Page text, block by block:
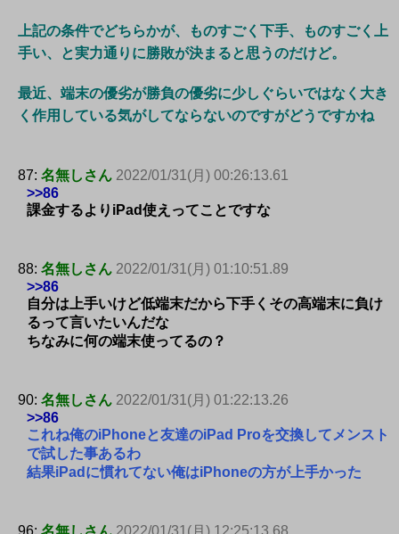
上記の条件でどちらかが、ものすごく下手、ものすごく上
手い、と実力通りに勝敗が決まると思うのだけど。
最近、端末の優劣が勝負の優劣に少しぐらいではなく大き
く作用している気がしてならないのですがどうですかね
87: 名無しさん 2022/01/31(月) 00:26:13.61
>>86
課金するよりiPad使えってことですな
88: 名無しさん 2022/01/31(月) 01:10:51.89
>>86
自分は上手いけど低端末だから下手くその高端末に負け
るって言いたいんだな
ちなみに何の端末使ってるの？
90: 名無しさん 2022/01/31(月) 01:22:13.26
>>86
これね俺のiPhoneと友達のiPad Proを交換してメンスト
で試した事あるわ
結果iPadに慣れてない俺はiPhoneの方が上手かった